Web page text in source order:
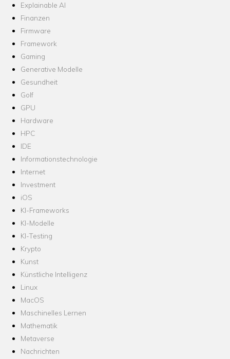
Explainable AI
Finanzen
Firmware
Framework
Gaming
Generative Modelle
Gesundheit
Golf
GPU
Hardware
HPC
IDE
Informationstechnologie
Internet
Investment
iOS
KI-Frameworks
KI-Modelle
KI-Testing
Krypto
Kunst
Künstliche Intelligenz
Linux
MacOS
Maschinelles Lernen
Mathematik
Metaverse
Nachrichten